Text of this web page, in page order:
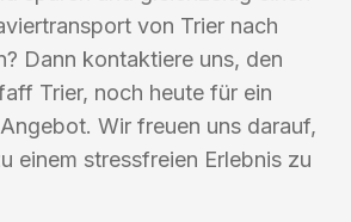
von Trier nach
Dann kontaktiere uns, den
Trier, noch heute für ein
Wir freuen uns darauf,
einem stressfreien Erlebnis zu